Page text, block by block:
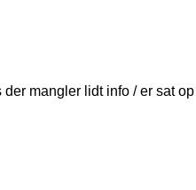
mangler lidt info / er sat